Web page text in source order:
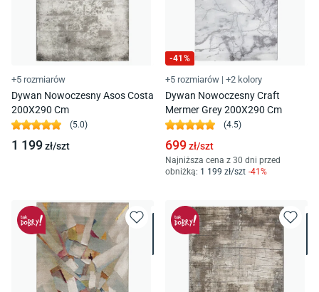
+5 rozmiarów
Dywan Nowoczesny Asos Costa
200X290 Cm
(5.0)
1 199zł/szt
-41 %
+5 rozmiarów | +2 kolory
Dywan Nowoczesny Craft
Mermer Grey 200X290 Cm
(4.5)
699zł/szt
Najniższa cena z 30 dni przed
obniżką: 1 199 zł/szt -41%